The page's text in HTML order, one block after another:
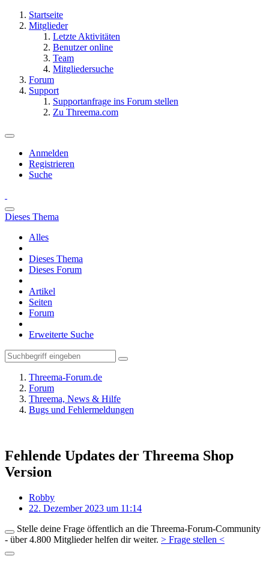
Startseite
Mitglieder
Letzte Aktivitäten
Benutzer online
Team
Mitgliedersuche
Forum
Support
Supportanfrage ins Forum stellen
Zu Threema.com
Anmelden
Registrieren
Suche
Dieses Thema
Alles
Dieses Thema
Dieses Forum
Artikel
Seiten
Forum
Erweiterte Suche
Threema-Forum.de
Forum
Threema, News & Hilfe
Bugs und Fehlermeldungen
Fehlende Updates der Threema Shop
Version
Robby
22. Dezember 2023 um 11:14
Stelle deine Frage öffentlich an die Threema-Forum-Community
- über 4.800 Mitglieder helfen dir weiter. > Frage stellen <